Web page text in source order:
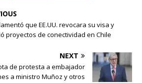
que EE.UU. revocara su visa y
proyectos de conectividad en Chile
NEXT
de protesta a embajador
a ministro Muñoz y otros